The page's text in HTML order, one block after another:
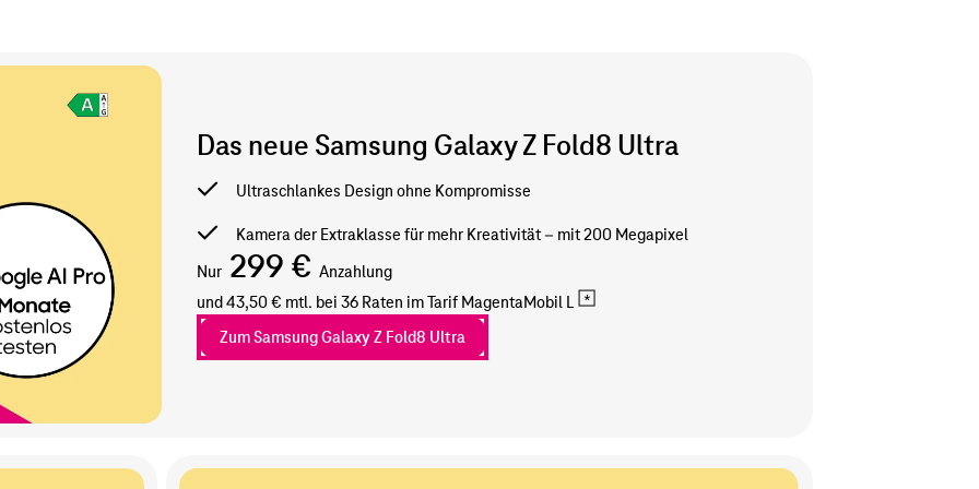
Das neue Samsung Galaxy Z Fold8 Ultra
Ultraschlankes Design ohne Kompromisse
Kamera der Extraklasse für mehr Kreativität – mit 200 Megapixel
Nur 299 € Anzahlung
und 43,50 € mtl. bei 36 Raten im Tarif MagentaMobil L
Zum Samsung Galaxy Z Fold8 Ultra
Zum